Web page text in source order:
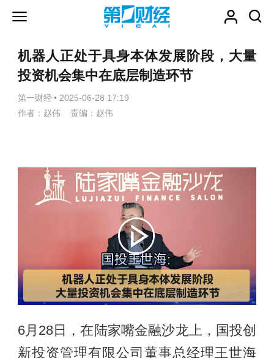
机器人正处于具身本体发展阶段，大量
投资机会集中在底层制造环节
第一财经 • 2025-06-28 17:19
作者：赵伟 责编：赵伟
6月28日，在陆家嘴金融沙龙上，国投创
新投资管理有限公司董事总经理王世海